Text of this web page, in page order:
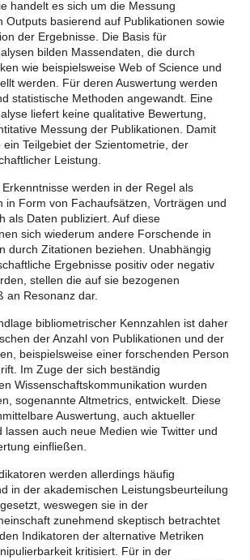
handelt es sich um die Messung
Outputs basierend auf Publikationen sowie
der Ergebnisse. Die Basis für
bilden Massendaten, die durch
wie beispielsweise Web of Science und
werden. Für deren Auswertung werden
statistische Methoden angewandt. Eine
liefert keine qualitative Bewertung,
Messung der Publikationen. Damit
ein Teilgebiet der Szientometrie, der
Leistung.
werden in der Regel als
in Form von Fachaufsätzen, Vorträgen und
als Daten publiziert. Auf diese
sich wiederum andere Forschende in
durch Zitationen beziehen. Unabhängig
Ergebnisse positiv oder negativ
stellen die auf sie bezogenen
an Resonanz dar.
bibliometrischer Kennzahlen ist daher
der Anzahl von Publikationen und der
beispielsweise einer forschenden Person
Im Zuge der sich beständig
Wissenschaftskommunikation wurden
sogenannte Altmetrics, entwickelt. Diese
Auswertung, auch aktueller
lassen auch neue Medien wie Twitter und
einfließen.
werden allerdings häufig
in der akademischen Leistungsbeurteilung
weswegen sie in der
zunehmend skeptisch betrachtet
Indikatoren der alternative Metriken
kritisiert. Für in der